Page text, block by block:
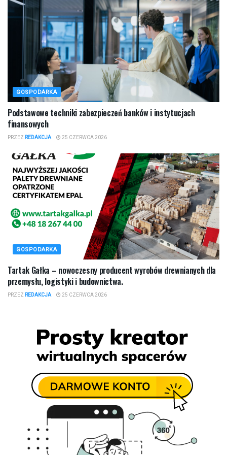
GOSPODARKA
Podstawowe techniki zabezpieczeń banków i instytucjach
finansowych
PRZEZ REDAKCJA 25 CZERWCA 2026
GOSPODARKA
Tartak Gałka – nowoczesny producent wyrobów drewnianych dla
przemysłu, logistyki i budownictwa.
PRZEZ REDAKCJA 25 CZERWCA 2026